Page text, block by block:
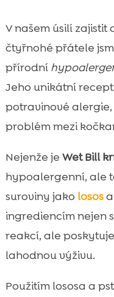
V našem úsilí
čtyřnohé přátele
přírodní
Jeho unikátní
potravinové
problém mezi
Nejenže je Wet Bill
hypoalergenní, ale
suroviny jako lososa
ingrediencím nejen
reakcí, ale
lahodnou výživu.
Použitím lososa a